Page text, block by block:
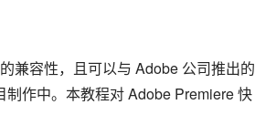
兼容性，且可以与 Adobe 公司推出的
作中。本教程对 Adobe Premiere 快